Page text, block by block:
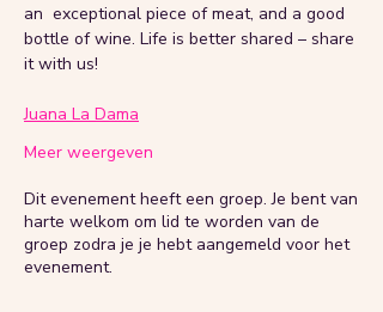
an  exceptional piece of meat, and a good
bottle of wine. Life is better shared – share
it with us!
Juana La Dama
Meer weergeven
Dit evenement heeft een groep. Je bent van
harte welkom om lid te worden van de
groep zodra je je hebt aangemeld voor het
evenement.